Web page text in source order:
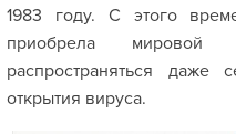
1983 году. С этого
приобрела
распространяться
открытия вируса.